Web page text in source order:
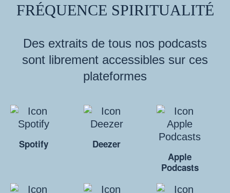
FRÉQUENCE SPIRITUALITÉ
Des extraits de tous nos podcasts
sont librement accessibles sur ces
plateformes
Spotify
Deezer
Apple
Podcasts